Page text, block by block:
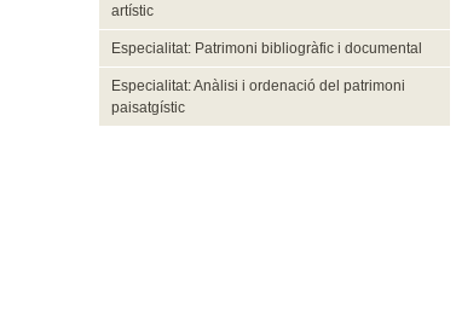
artístic
Especialitat: Patrimoni bibliogràfic i documental
Especialitat: Anàlisi i ordenació del patrimoni
paisatgístic